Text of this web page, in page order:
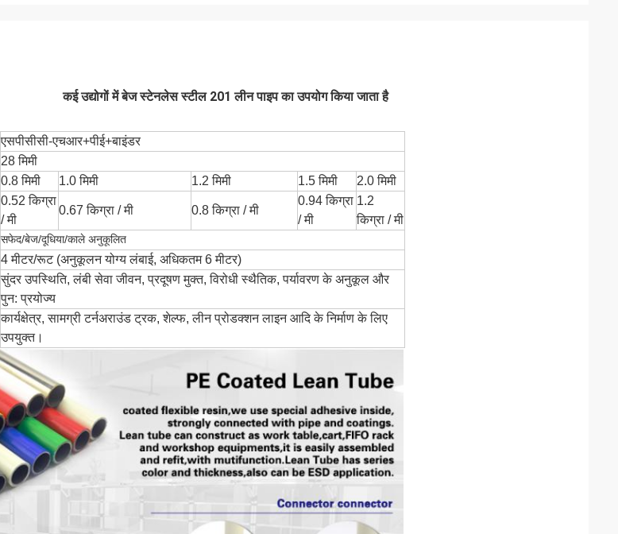
कई उद्योगों में बेज स्टेनलेस स्टील 201 लीन पाइप का उपयोग किया जाता है
एसपीसीसी-एचआर+पीई+बाइंडर
28 मिमी
0.8 मिमी 1.0 मिमी 1.2 मिमी 1.5 मिमी 2.0 मिमी
0.52 किग्रा
/ मी
0.67 किग्रा / मी 0.8 किग्रा / मी
0.94 किग्रा
/ मी
1.2
किग्रा / मी
सफेद/बेज/दूधिया/काले अनुकूलित
4 मीटर/रूट (अनुकूलन योग्य लंबाई, अधिकतम 6 मीटर)
सुंदर उपस्थिति, लंबी सेवा जीवन, प्रदूषण मुक्त, विरोधी स्थैतिक, पर्यावरण के अनुकूल और
पुन: प्रयोज्य
कार्यक्षेत्र, सामग्री टर्नअराउंड ट्रक, शेल्फ, लीन प्रोडक्शन लाइन आदि के निर्माण के लिए
उपयुक्त।